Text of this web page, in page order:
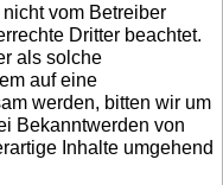
vom Betreiber
Dritter beachtet.
als solche
auf eine
werden, bitten wir um
Bekanntwerden von
Inhalte umgehend